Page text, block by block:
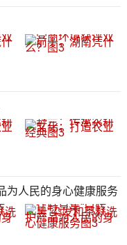
为人民的身心健康服务